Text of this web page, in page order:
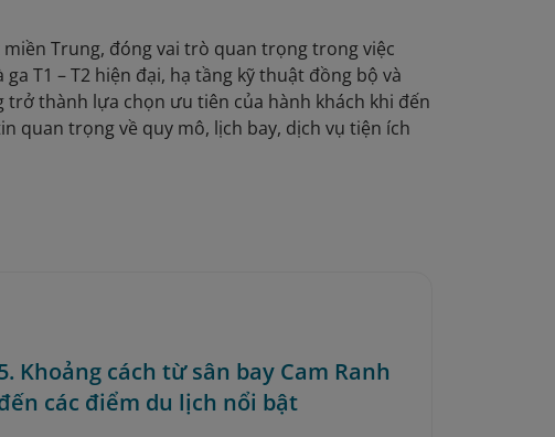
miền Trung, đóng vai trò quan trọng trong việc
T1 – T2 hiện đại, hạ tầng kỹ thuật đồng bộ và
trở thành lựa chọn ưu tiên của hành khách khi đến
quan trọng về quy mô, lịch bay, dịch vụ tiện ích
Khoảng cách từ sân bay Cam Ranh
các điểm du lịch nổi bật